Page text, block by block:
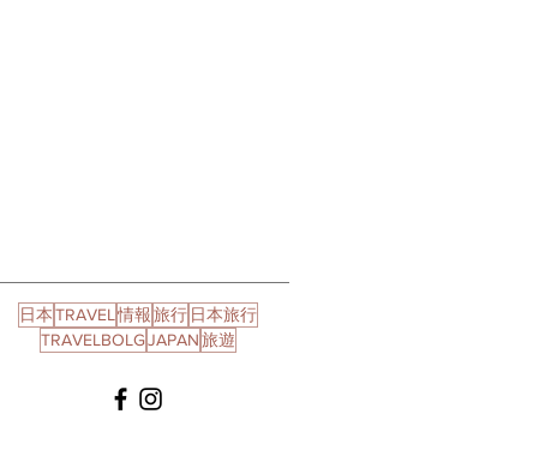
日本TRAVEL 情報旅行 日本旅行
TRAVELBOLGJAPAN旅遊